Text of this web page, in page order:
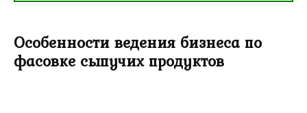
Особенности ведения бизнеса по
фасовке сыпучих продуктов